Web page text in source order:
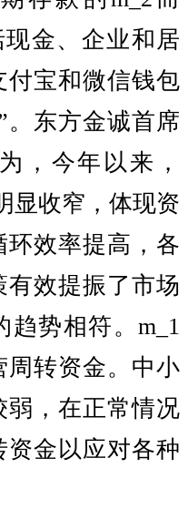
金、企业和居
付宝和微信钱包
。东方金诚首席
，今年以来，
显收窄，体现资
效率提高，各
效提振了市场
趋势相符。m_1
周转资金。中小
弱，在正常情况
金以应对各种